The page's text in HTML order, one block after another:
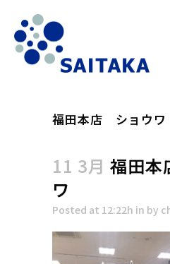
福田本店 ショウワ
11 3月 福田
ワ
Posted at 12:22h in by